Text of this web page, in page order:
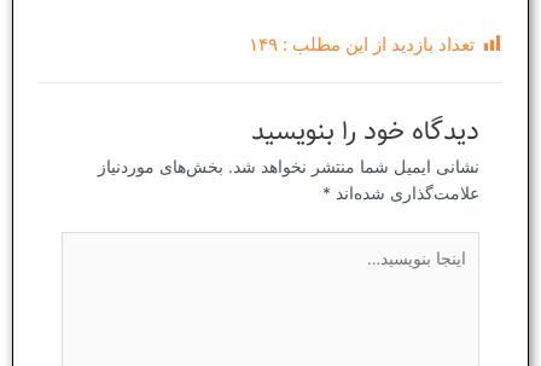
تعداد بازدید از این مطلب : ۱۴۹
دیدگاه‌ خود را بنویسید
نشانی ایمیل شما منتشر نخواهد شد. بخش‌های موردنیاز
علامت‌گذاری شده‌اند *
بنویسید…